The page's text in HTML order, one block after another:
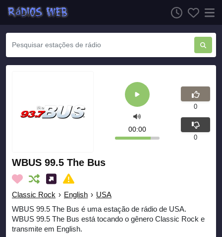
WBUS 99.5 The Bus
Classic Rock › English › USA
WBUS 99.5 The Bus é uma estação de rádio de USA.
WBUS 99.5 The Bus está tocando o gênero Classic Rock e
transmite em English.
00:00
0
0